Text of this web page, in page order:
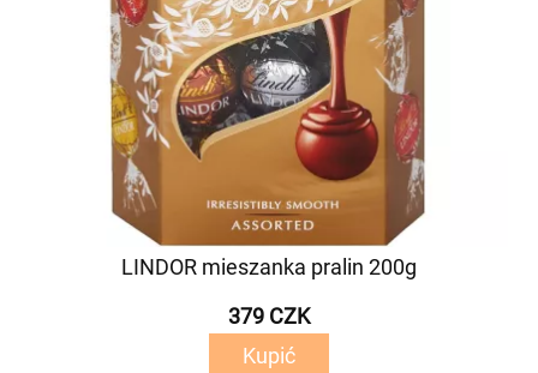
LINDOR mieszanka pralin 200g
379 CZK
Kupić